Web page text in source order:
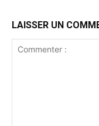
LAISSER UN